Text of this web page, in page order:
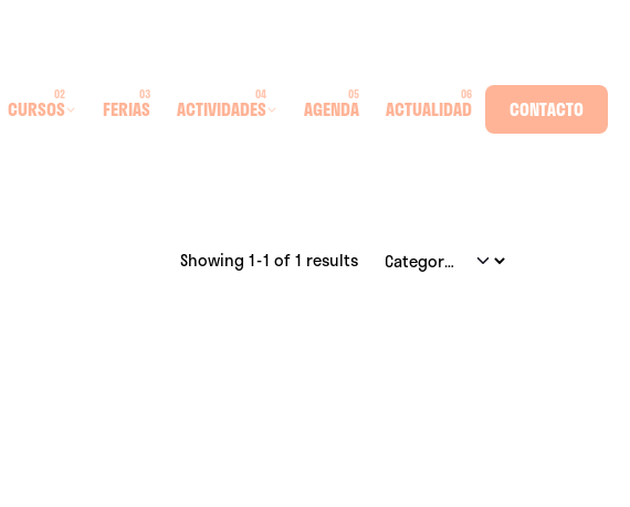
CURSOS FERIAS ACTIVIDADES AGENDA ACTUALIDAD CONTACTO
Showing 1-1 of 1 results